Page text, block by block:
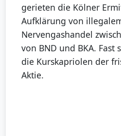
gerieten die Kölner
Aufklärung von
Nervengashandel
von BND und BKA. Fast
die Kurskapriolen der
Aktie.